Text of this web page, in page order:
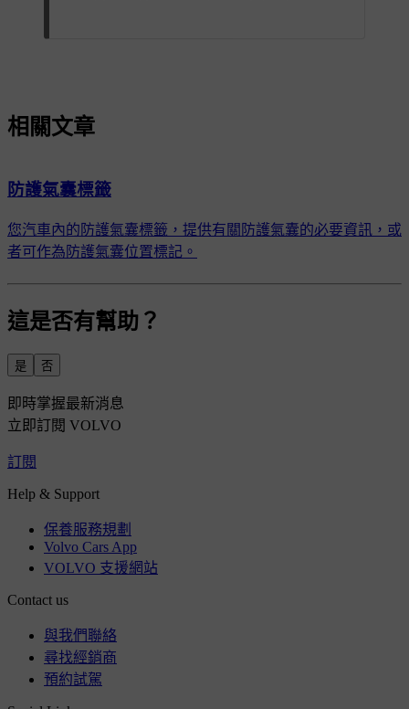
相關文章
防護氣囊標籤
您汽車內的防護氣囊標籤，提供有關防護氣囊的必要資訊，或
者可作為防護氣囊位置標記。
這是否有幫助？
是 否